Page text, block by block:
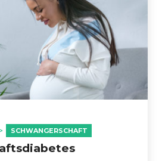
SCHWANGERSCHAFT